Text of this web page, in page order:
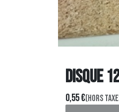
DISQUE
0,55€(Hors